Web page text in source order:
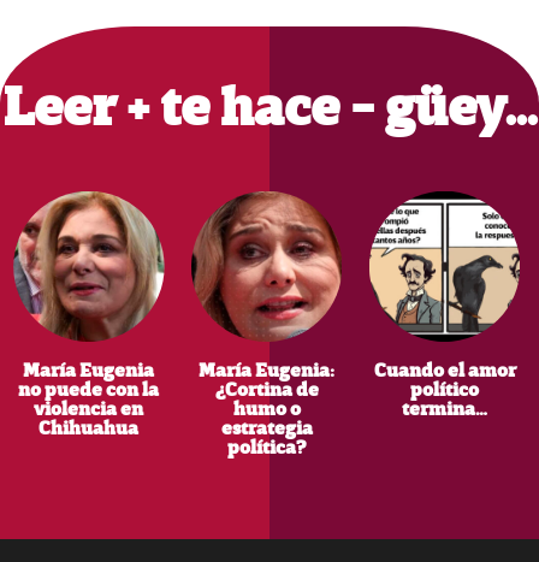
Primary
Sidebar
Leer + te hace - güey…
María Eugenia
no puede con la
violencia en
Chihuahua
María Eugenia:
¿Cortina de
humo o
estrategia
política?
Cuando el amor
político
termina…